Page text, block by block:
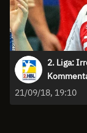
2. Liga:
21/09/18, 19:10